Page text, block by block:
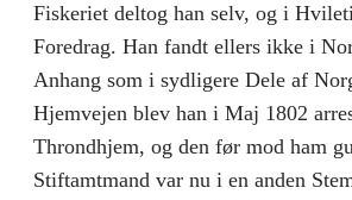
Fiskeriet deltog han selv, og i
Foredrag. Han fandt ellers ikke i
Anhang som i sydligere Dele af
Hjemvejen blev han i Maj 1802
Throndhjem, og den før mod ham
Stiftamtmand var nu i en anden